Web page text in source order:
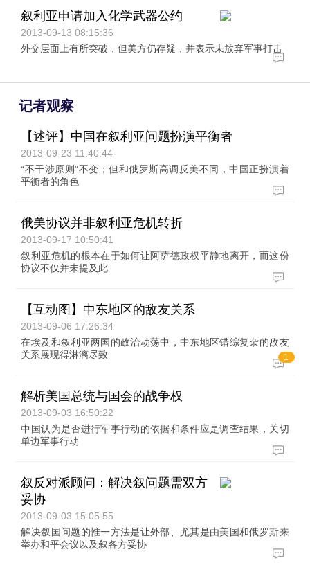
叙利亚申请加入化学武器公约
2013-09-13 08:15:36
外交层面上有所突破，但美方仍存疑，并表示未放弃军事打击
记者观察
【述评】中国在叙利亚问题扮演平衡者
2013-09-23 11:40:44
“不干涉原则”不变；但和俄罗斯高调反美不同，中国正扮演着
平衡者的角色
俄美协议并非叙利亚危机转折
2013-09-17 10:50:41
叙利亚危机的根本在于如何让阿萨德政权平静地离开，而这份
协议不仅并未提及此
【互动图】中东地区的敌友关系
2013-09-06 17:26:34
在埃及和叙利亚两国的政治动荡中，中东地区错综复杂的敌友
关系展现得淋漓尽致
1
解析美国总统与国会的战争权
2013-09-03 16:50:22
中国认为是否进行军事行动的依据和条件应是调查结果，关切
单边军事行动
叙反对派顾问：解决叙问题需双方
妥协
2013-09-03 15:05:55
解决叙国问题的惟一方法是让外部、尤其是由美国和俄罗斯来
举办和平会议以及叙各方妥协